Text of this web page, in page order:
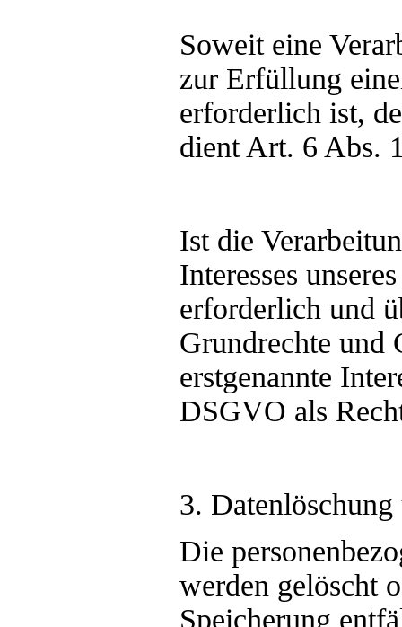
Soweit eine
zur Erfüllung
erforderlich ist,
dient Art. 6 Abs.
Ist die
Interesses
erforderlich und
Grundrechte und
erstgenannte
DSGVO als
3.
Die
werden gelöscht
Speicherung